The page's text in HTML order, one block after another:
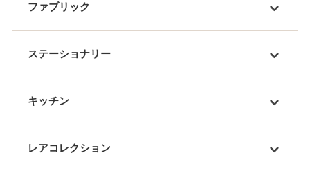
ファブリック
ステーショナリー
キッチン
レアコレクション